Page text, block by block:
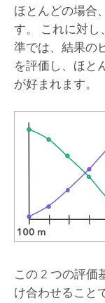
ほとんどの場合
す。 これに対し
準では、結果の
を評価し、ほと
が好まれます。
この 2 つの評価
け合わせること